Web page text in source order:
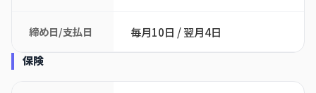
締め日/支払日 毎月10日 / 翌月4日
保険